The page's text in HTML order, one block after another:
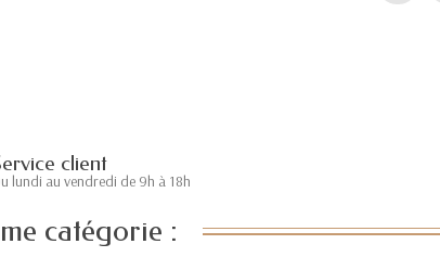
client
lundi au vendredi de 9h à 18h
catégorie :